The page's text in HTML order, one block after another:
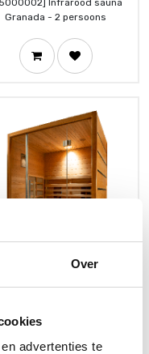
Over
advertenties te
Infrarood sauna
Granada - 2 persoons
2 personen